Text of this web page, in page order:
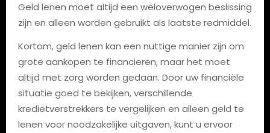
Geld lenen moet altijd een weloverwogen beslissing
zijn en alleen worden gebruikt als laatste redmiddel.
Kortom, geld lenen kan een nuttige manier zijn om
grote aankopen te financieren, maar het moet
altijd met zorg worden gedaan. Door uw financiële
situatie goed te bekijken, verschillende
kredietverstrekkers te vergelijken en alleen geld te
lenen voor noodzakelijke uitgaven, kunt u ervoor